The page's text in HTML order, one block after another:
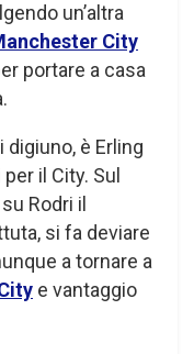
un’altra
City
portare a casa
è Erling
il City. Sul
Rodri il
si fa deviare
a tornare a
e vantaggio